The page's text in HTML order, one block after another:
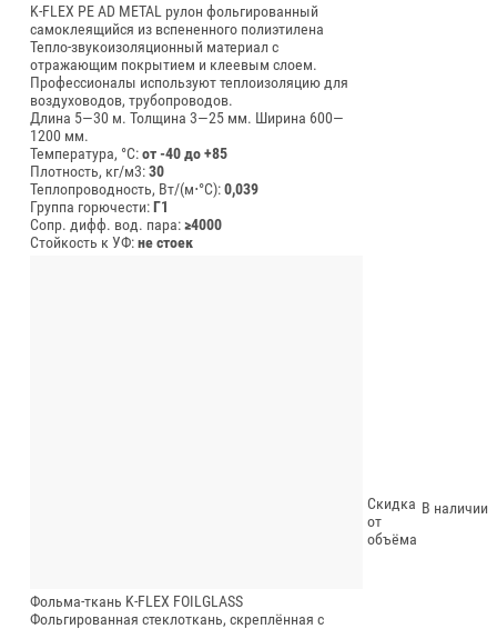
K-FLEX PE AD METAL рулон фольгированный
самоклеящийся из вспененного полиэтилена
Тепло-звукоизоляционный материал с
отражающим покрытием и клеевым слоем.
Профессионалы используют теплоизоляцию для
воздуховодов, трубопроводов.
Длина 5—30 м. Толщина 3—25 мм. Ширина 600—
1200 мм.
Температура, °C:от -40 до +85
Плотность, кг/м3:30
Теплопроводность, Вт/(м⋅°С):0,039
Группа горючести:Г1
Сопр. дифф. вод. пара:≥4000
Стойкость к УФ:не стоек
Фольма-ткань K-FLEX FOILGLASS
Фольгированная стеклоткань, скреплённая с
Скидка
от
объёма
В наличии